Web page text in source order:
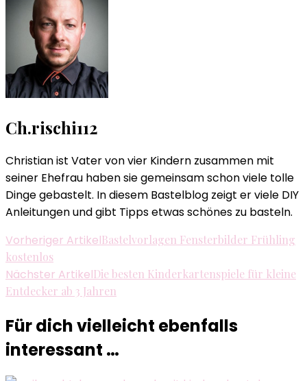
Ch.rischi112
Christian ist Vater von vier Kindern zusammen mit
seiner Ehefrau haben sie gemeinsam schon viele tolle
Dinge gebastelt. In diesem Bastelblog zeigt er viele DIY
Anleitungen und gibt Tipps etwas schönes zu basteln.
Beitragsnavigation
Vorheriger ArtikelBastelvorlagen Fensterbilder Frühling
kostenlos
Nächster ArtikelDie besten Kinderkartenspiele für kleine
Entdecker ab 3 Jahren
Für dich vielleicht ebenfalls
interessant …